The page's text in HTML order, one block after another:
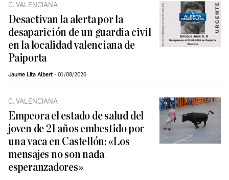
C. VALENCIANA
Desactivan la alerta por la
desaparición de un guardia civil
en la localidad valenciana de
Paiporta
Jaume Lita Albert 01/08/2026
C. VALENCIANA
Empeora el estado de salud del
joven de 21 años embestido por
una vaca en Castellón: «Los
mensajes no son nada
esperanzadores»